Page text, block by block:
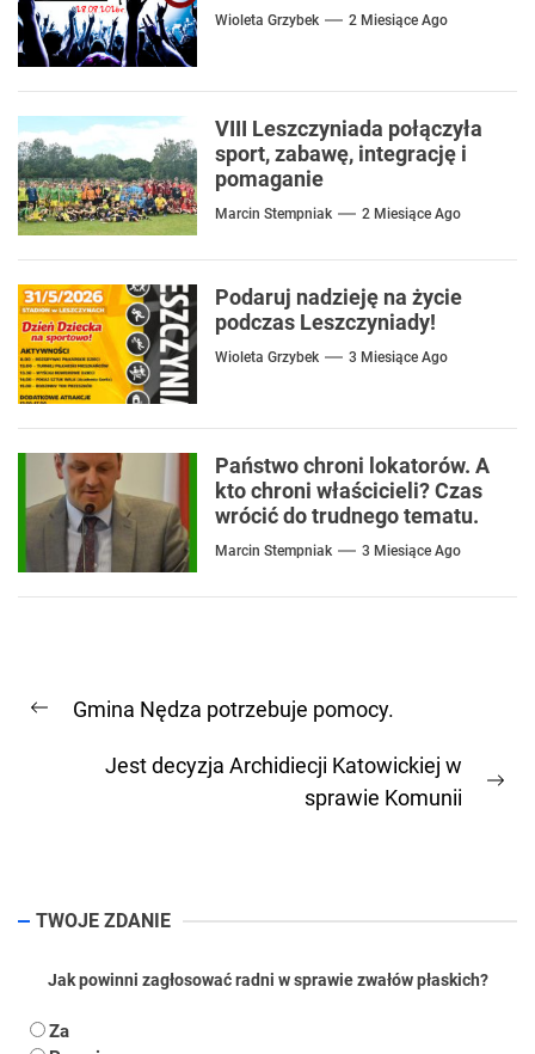
Wioleta Grzybek 2 Miesiące Ago
VIII Leszczyniada połączyła
sport, zabawę, integrację i
pomaganie
Marcin Stempniak 2 Miesiące Ago
Podaruj nadzieję na życie
podczas Leszczyniady!
Wioleta Grzybek 3 Miesiące Ago
Państwo chroni lokatorów. A
kto chroni właścicieli? Czas
wrócić do trudnego tematu.
Marcin Stempniak 3 Miesiące Ago
wpisu
Previous
Gmina Nędza potrzebuje pomocy.
Jest decyzja Archidiecji Katowickiej w
sprawie Komunii
TWOJE ZDANIE
Jak powinni zagłosować radni w sprawie zwałów płaskich?
Za